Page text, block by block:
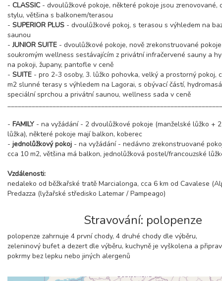
- CLASSIC- dvoulůžkové pokoje, některé pokoje jsou zrenovované,
stylu, většina s balkonem/terasou
- SUPERIOR PLUS - dvoulůžkové pokoj, s terasou s výhledem na
saunou
-JUNIOR SUITE - dvoulůžkové pokoje, nově zrekonstruované
soukromým wellness sestávajícím z privátní infračervené sauny a
na pokoji, župany, pantofle v ceně
- SUITE - pro 2-3 osoby, 3. lůžko pohovka, velký a prostorný pokoj,
m2 slunné terasy s výhledem na Lagorai, s obývací částí,
speciální sprchou a privátní saunou, wellness sada v ceně
- FAMILY - na vyžádání - 2 dvoulůžkové pokoje (manželské lůžko +
lůžka), některé pokoje mají balkon, koberec
- jednolůžkový pokoj - na vyžádání - nedávno zrekonstruované
cca 10 m2, většina má balkon, jednolůžková postel/francouzské
Vzdálenosti:
nedaleko od běžkařské tratě Marcialonga, cca 6 km od Cavalese
Predazza (lyžařské středisko Latemar / Pampeago)
Stravování: polopenze
polopenze zahrnuje 4 první chody, 4 druhé chody dle výběru,
zeleninový bufet a dezert dle výběru, kuchyně je vyškolena a
pokrmy bez lepku nebo jiných alergenů